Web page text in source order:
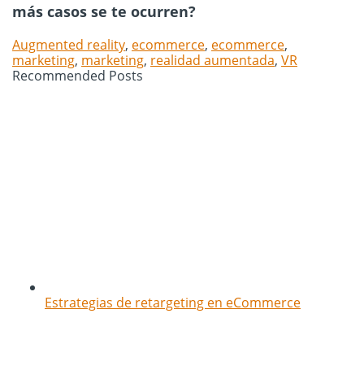
más casos se te ocurren?
Augmented reality, ecommerce, ecommerce,
marketing, marketing, realidad aumentada, VR
Recommended Posts
Estrategias de retargeting en eCommerce